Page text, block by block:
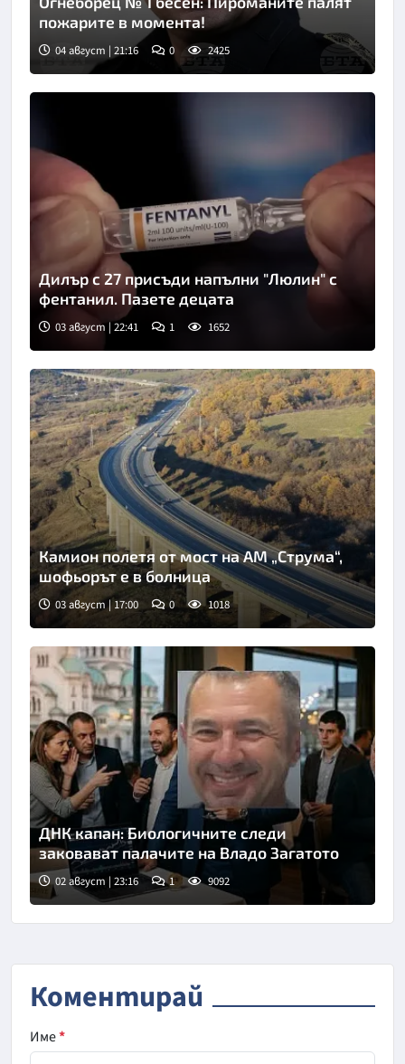
пожарите в момента!
04 август | 21:16 0 2425
Дилър с 27 присъди напълни "Люлин" с
фентанил. Пазете децата
03 август | 22:41 1 1652
Камион полетя от мост на АМ „Струма“,
шофьорът е в болница
03 август | 17:00 0 1018
ДНК капан: Биологичните следи
заковават палачите на Владо Загатото
02 август | 23:16 1 9092
Коментирай
Име*